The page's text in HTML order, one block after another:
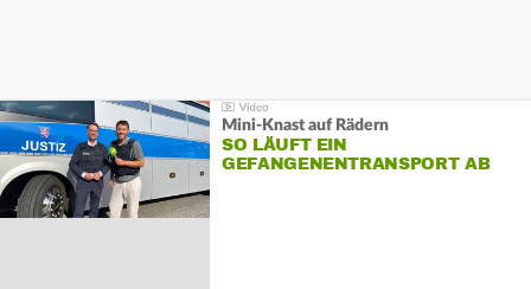
Mini-Knast auf Rädern
SO LÄUFT EIN
GEFANGENENTRANSPORT AB